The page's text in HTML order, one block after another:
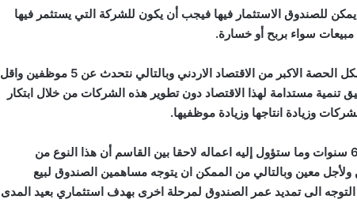
للصندوق الاستثمار فيها فيجب أن يكون للشركة التي يستثمر فيها
سواء بربح أو خسارة.
واوضح ان الشركات الصغيرة والمتوسطة تشكل الحصة الاكبر من الاقتصاد الاردني وبالتالي نتحدث عن 5 موظفين واقل
مستدامة لهذا الاقتصاد دون تطوير هذه الشركات من خلال ابتكار
وزيادة انتاجها وزيادة موظفيها.
وحول عمر الصندوق المحدد بوقت انشائه بـ 6 سنوات وما ستؤول إليه اعماله لاحقا بين القاسم أن هذا النوع من
ولأجل معين وبالتالي من الممكن ان يتوجه مساهمين الصندوق لبيع
التوجه الى تمديد عمر الصندوق لمرحلة اخرى بهدف استثماري بعيد المدى